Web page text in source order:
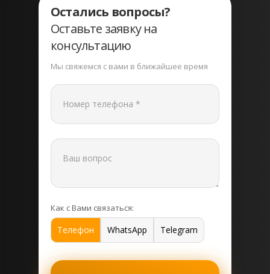
Остались вопросы?
Оставьте заявку на
консультацию
Мы свяжемся с вами в ближайшее время
Как с Вами связаться:
Телефон WhatsApp Telegram